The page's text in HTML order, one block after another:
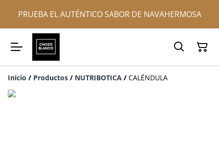
PRUEBA EL AUTÉNTICO SABOR DE NAVAHERMOSA
Inicio / Productos / NUTRIBOTICA / CALÉNDULA